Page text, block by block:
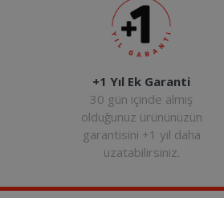
+1 Yıl Ek Garanti
30 gün içinde almış
olduğunuz ürününüzün
garantisini +1 yıl daha
uzatabilirsiniz.